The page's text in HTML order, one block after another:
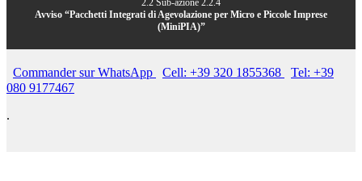
2.2 Sub-azione 2.2.4
Avviso “Pacchetti Integrati di Agevolazione per Micro e Piccole Imprese
(MiniPIA)”
Commander sur WhatsApp Cell: +39 320 1855368
Tel: +39
080 9177467
.